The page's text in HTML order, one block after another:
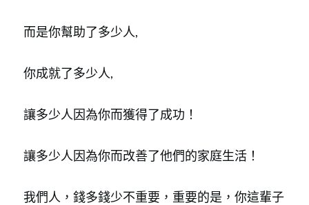
而是你幫助了多少人,
你成就了多少人,
讓多少人因為你而獲得了成功！
讓多少人因為你而改善了他們的家庭生活！
我們人，錢多錢少不重要，重要的是，你這輩子